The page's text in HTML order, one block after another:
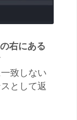
右にある
致しない
として返